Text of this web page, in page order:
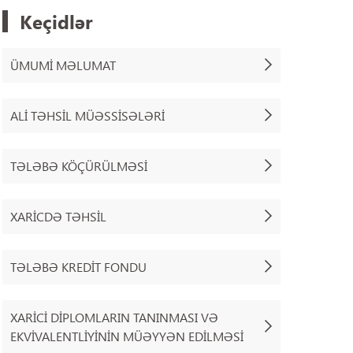
Keçidlər
ÜMUMI MƏLUMAT
ALI TƏHSIL MÜƏSSISƏLƏRI
TƏLƏBƏ KÖÇÜRÜLMƏSI
XARICDƏ TƏHSIL
TƏLƏBƏ KREDIT FONDU
XARICI DIPLOMLARIN TANINMASI VƏ
EKVIVALENTLIYININ MÜƏYYƏN EDILMƏSI